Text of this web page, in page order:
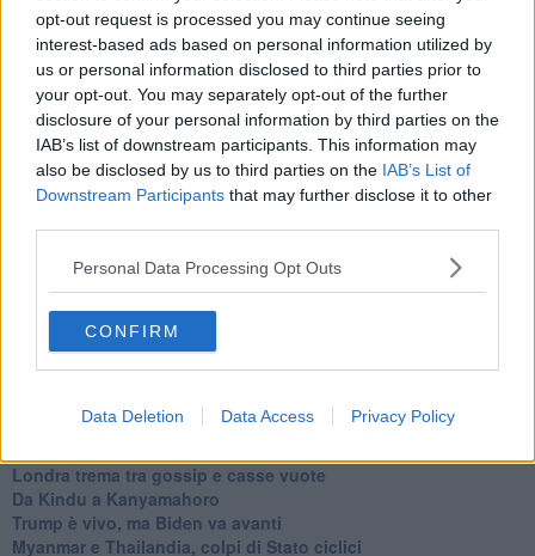
opt-out request is processed you may continue seeing
interest-based ads based on personal information utilized by
us or personal information disclosed to third parties prior to
your opt-out. You may separately opt-out of the further
disclosure of your personal information by third parties on the
IAB’s list of downstream participants. This information may
also be disclosed by us to third parties on the IAB’s List of
Downstream Participants that may further disclose it to other
Personal Data Processing Opt Outs
CONFIRM
Data Deletion Data Access Privacy Policy
L'AUKUS e il Quad
Biden, primo presidente USA non in guerra
Papa Bergoglio vedrà Viktor Orbán
Bennet, un giorno in attesa di Biden
Il ritorno dei talebani
​La lenta agonia del Libano
Sudafrica, è allarme alimentare
Usa di nuovo al centro della geopolitica internazionale
L’appuntamento di Israele con il cambiamento
La farsa delle elezioni in Siria
In Medioriente non ci sono favole, solo realtà
Biden chiama ma Netanyahu non risponde
Niente di nuovo in Medioriente
La forza di Boris Johnson
Biden nuovo alleato armeno contro la Turchia
Mar Mediterraneo cimitero silente
Richiami neo ottomani, la Francia guarda sospetta
Israele ultima curva a destra
Londra trema tra gossip e casse vuote
Da Kindu a Kanyamahoro
Trump è vivo, ma Biden va avanti
Myanmar e Thailandia, colpi di Stato ciclici